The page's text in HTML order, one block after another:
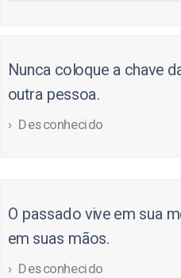
Nunca coloque a chave
outra pessoa.
Desconhecido
O passado vive em sua
em suas mãos.
Desconhecido